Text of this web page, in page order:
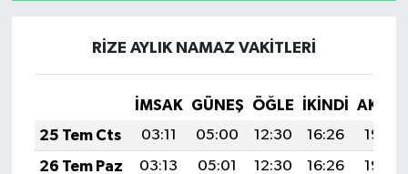
RİZE AYLIK NAMAZ VAKITLERI
İMSAK GÜNEŞ ÖĞLE İKINDI
25 Tem Cts
03:11 05:00 12:30 16:26
19:49
26 Tem Paz
03:13 05:01 12:30 16:26
19:48